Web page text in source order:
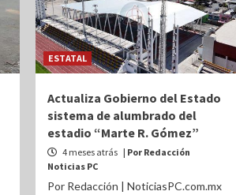
ESTATAL
Actualiza Gobierno del Estado
sistema de alumbrado del
estadio “Marte R. Gómez”
4 meses atrás | Por Redacción
Noticias PC
Por Redacción | NoticiasPC.com.mx